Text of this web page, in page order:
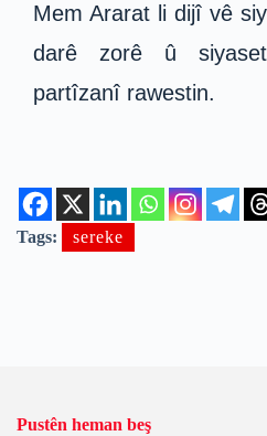
Mem Ararat li dijî vê
darê zorê û
partîzanî rawestin.
Tags: sereke
Pustên heman beş